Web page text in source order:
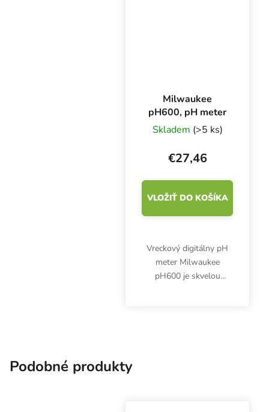
Milwaukee
pH600, pH meter
Skladem (>5 ks)
€27,46
VLOŽIŤ DO KOŠÍKA
Vreckový digitálny pH
meter Milwaukee
pH600 je skvelou
Podobné produkty